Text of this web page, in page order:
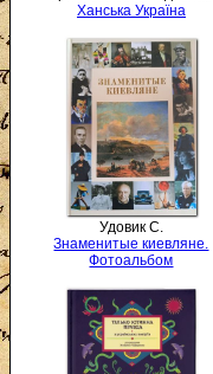
Ханська Україна
Удовик С.
Знаменитые киевляне.
Фотоальбом